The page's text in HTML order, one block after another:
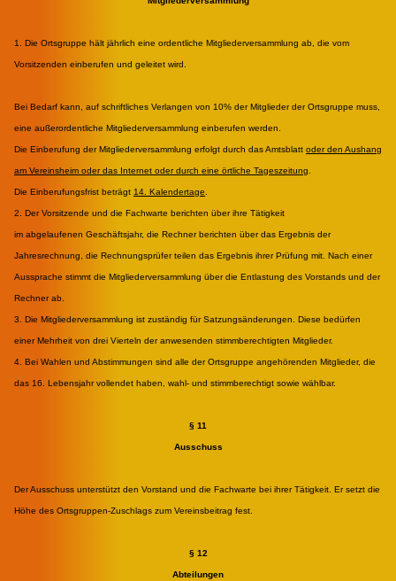
1. Die Ortsgruppe hält jährlich eine ordentliche Mitgliederversammlung ab, die vom
Vorsitzenden einberufen und geleitet wird.
Bei Bedarf kann, auf schriftliches Verlangen von 10% der Mitglieder der Ortsgruppe muss
eine außerordentliche Mitgliederversammlung einberufen werden.
Die Einberufung der Mitgliederversammlung erfolgt durch das Amtsblatt oder den Aushang
am Vereinsheim oder das Internet oder durch eine örtliche Tageszeitung
Die Einberufungsfrist beträgt 14. Kalendertage
2. Der Vorsitzende und die Fachwarte berichten über ihre Tätigkeit
im abgelaufenen Geschäftsjahr, die Rechner berichten über das Ergebnis der
Jahresrechnung, die Rechnungsprüfer teilen das Ergebnis ihrer Prüfung mit. Nach einer
Aussprache stimmt die Mitgliederversammlung über die Entlastung des Vorstands und der
Rechner ab.
3. Die Mitgliederversammlung ist zuständig für Satzungsänderungen. Diese bedürfen
einer Mehrheit von drei Vierteln der anwesenden stimmberechtigten Mitglieder.
4. Bei Wahlen und Abstimmungen sind alle der Ortsgruppe angehörenden Mitglieder, die
das 16. Lebensjahr vollendet haben, wahl- und stimmberechtigt sowie wählbar.
§ 11
Ausschuss
Der Ausschuss unterstützt den Vorstand und die Fachwarte bei ihrer Tätigkeit. Er setzt die
Höhe des Ortsgruppen-Zuschlags zum Vereinsbeitrag fest.
§ 12
Abteilungen